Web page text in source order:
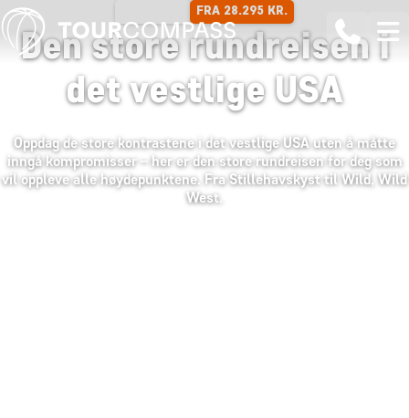
FRA 28.295 KR.
Den store rundreisen i
det vestlige USA
Oppdag de store kontrastene i det vestlige USA uten å måtte
inngå kompromisser – her er den store rundreisen for deg som
vil oppleve alle høydepunktene. Fra Stillehavskyst til Wild, Wild
West.